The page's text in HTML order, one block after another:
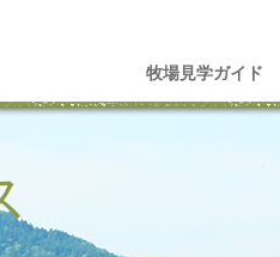
牧場見学ガイド